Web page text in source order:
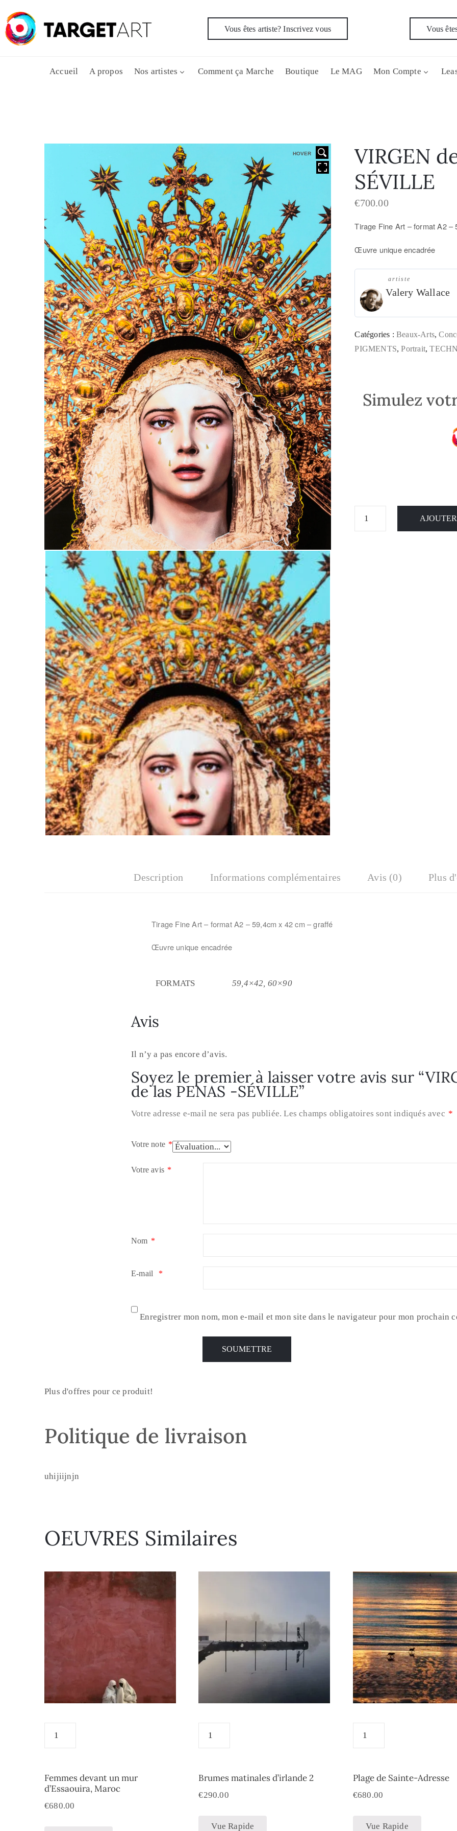
Vous êtes artiste? Inscrivez vous Vous
Accueil A propos Nos artistes Comment ça Marche Boutique Le MAG Mon Compte
HOVER
VIRGEN
SÉVILLE
€700.00
Tirage Fine Art – format A2 –
Œuvre unique encadrée
artiste
Valery Wallace
Catégories :Beaux-Arts,
PIGMENTS,Portrait,
Simulez
Description Informations complémentaires Avis (0) Plus
Tirage Fine Art – format A2 – 59,4cm x 42 cm – graffé
Œuvre unique encadrée
FORMATS 59,4×42, 60×90
Avis
Il n’y a pas encore d’avis.
Soyez le premier à laisser votre avis sur
de las PENAS -SÉVILLE”
Votre adresse e-mail ne sera pas publiée. Les champs obligatoires sont indiqués avec *
Votre note *
Votre avis *
Nom *
E-mail *
Enregistrer mon nom, mon e-mail et mon site dans le navigateur pour mon prochain
Plus d'offres pour ce produit!
Politique de livraison
uhijiijnjn
OEUVRES Similaires
Femmes devant un mur
d’Essaouira, Maroc
€680.00
Brumes matinales d’irlande 2
€290.00
Vue Rapide
Plage de Sainte-Adresse
€680.00
Vue Rapide